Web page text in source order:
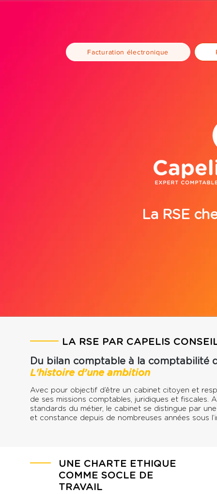
Facturation électronique
La RSE
LA RSE PAR CAPELIS
Du bilan comptable à la comptabilité
L'histoire d’une ambition
Avec pour objectif d’être un cabinet citoyen et
de ses missions comptables, juridiques et fiscales.
standards du métier, le cabinet se distingue par
et constance depuis de nombreuses années sous
UNE CHARTE ETHIQUE
COMME SOCLE DE
TRAVAIL